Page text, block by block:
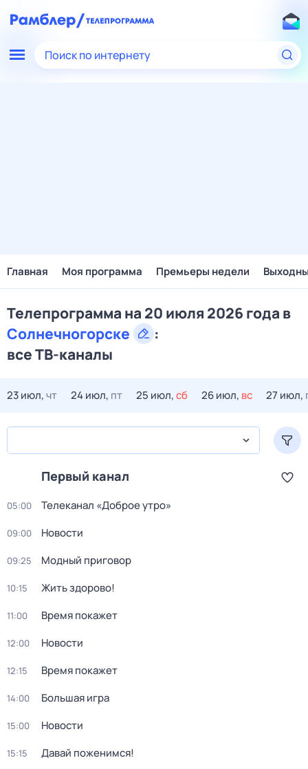
Поиск по интернету
Главная Моя программа Премьеры недели
Телепрограмма на 20 июля 2026 года в
Солнечногорске
:
все ТВ-каналы
23 июл,чт 24 июл, пт 25 июл,сб 26 июл, вс 27 июл,
Первый канал
05:00 Телеканал «Доброе утро»
09:00 Новости
09:25 Модный приговор
10:15 Жить здорово!
11:00 Время покажет
12:00 Новости
12:15 Время покажет
14:00 Большая игра
15:00 Новости
15:15 Давай поженимся!